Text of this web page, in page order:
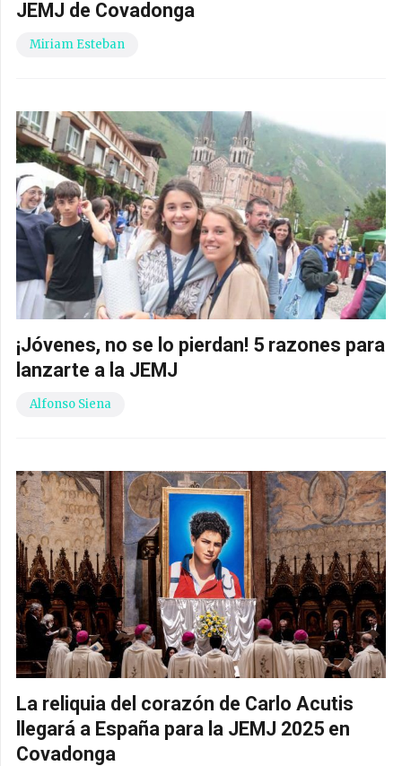
JEMJ de Covadonga
Miriam Esteban
¡Jóvenes, no se lo pierdan! 5 razones para
lanzarte a la JEMJ
Alfonso Siena
La reliquia del corazón de Carlo Acutis
llegará a España para la JEMJ 2025 en
Covadonga